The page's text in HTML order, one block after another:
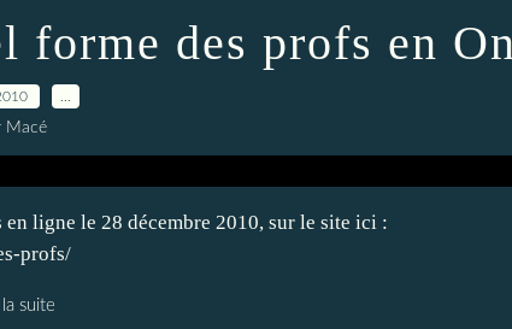
forme des profs en
Macé
ligne le 28 décembre 2010, sur le site ici :
profs/
suite